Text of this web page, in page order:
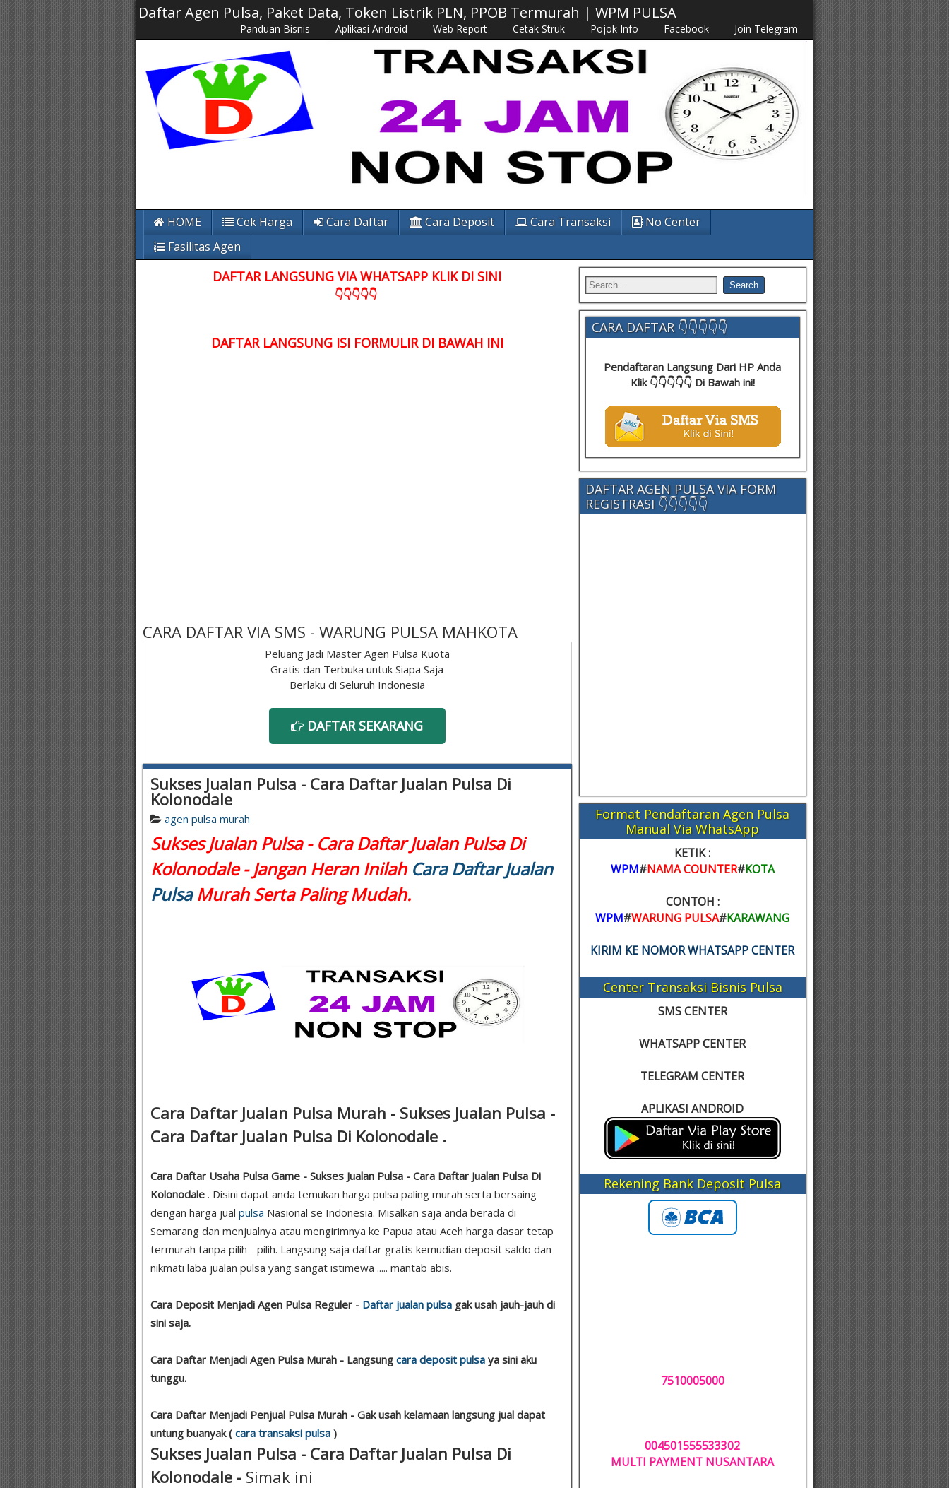
Daftar Agen Pulsa, Paket Data, Token Listrik PLN, PPOB Termurah | WPM PULSA
Panduan Bisnis Aplikasi Android Web Report Cetak Struk Pojok Info Facebook Join Telegram
HOME Cek Harga Cara Daftar Cara Deposit Cara Transaksi
No Center
Fasilitas Agen
DAFTAR LANGSUNG VIA WHATSAPP KLIK DI SINI
👇👇👇👇👇
DAFTAR LANGSUNG ISI FORMULIR DI BAWAH INI
CARA DAFTAR VIA SMS - WARUNG PULSA MAHKOTA
Peluang Jadi Master Agen Pulsa Kuota
Gratis dan Terbuka untuk Siapa Saja
Berlaku di Seluruh Indonesia
DAFTAR SEKARANG
Sukses Jualan Pulsa - Cara Daftar Jualan Pulsa Di
Kolonodale
agen pulsa murah
Sukses Jualan Pulsa - Cara Daftar Jualan Pulsa Di
Kolonodale - Jangan Heran Inilah Cara Daftar Jualan
PulsaMurah Serta Paling Mudah.
Cara Daftar Jualan Pulsa Murah - Sukses Jualan Pulsa -
Cara Daftar Jualan Pulsa Di Kolonodale .
Cara Daftar Usaha Pulsa Game - Sukses Jualan Pulsa - Cara Daftar Jualan Pulsa Di
Kolonodale . Disini dapat anda temukan harga pulsa paling murah serta bersaing
dengan harga jual pulsa Nasional se Indonesia. Misalkan saja anda berada di
Semarang dan menjualnya atau mengirimnya ke Papua atau Aceh harga dasar tetap
termurah tanpa pilih - pilih. Langsung saja daftar gratis kemudian deposit saldo dan
nikmati laba jualan pulsa yang sangat istimewa ..... mantab abis.
Cara Deposit Menjadi Agen Pulsa Reguler - Daftar jualan pulsa gak usah jauh-jauh di
sini saja.
Cara Daftar Menjadi Agen Pulsa Murah - Langsung cara deposit pulsa ya sini aku
tunggu.
Cara Daftar Menjadi Penjual Pulsa Murah - Gak usah kelamaan langsung jual dapat
untung buanyak ( cara transaksi pulsa )
Sukses Jualan Pulsa - Cara Daftar Jualan Pulsa Di
Kolonodale - Simak ini
CARA DAFTAR 👇👇👇👇👇
Pendaftaran Langsung Dari HP Anda
Klik 👇👇👇👇👇 Di Bawah ini!
DAFTAR AGEN PULSA VIA FORM
REGISTRASI 👇👇👇👇👇
Format Pendaftaran Agen Pulsa
Manual Via WhatsApp
KETIK :
WPM#NAMA COUNTER#KOTA
CONTOH :
WPM#WARUNG PULSA#KARAWANG
KIRIM KE NOMOR WHATSAPP CENTER
Center Transaksi Bisnis Pulsa
SMS CENTER
WHATSAPP CENTER
TELEGRAM CENTER
APLIKASI ANDROID
Rekening Bank Deposit Pulsa
7510005000
004501555533302
MULTI PAYMENT NUSANTARA